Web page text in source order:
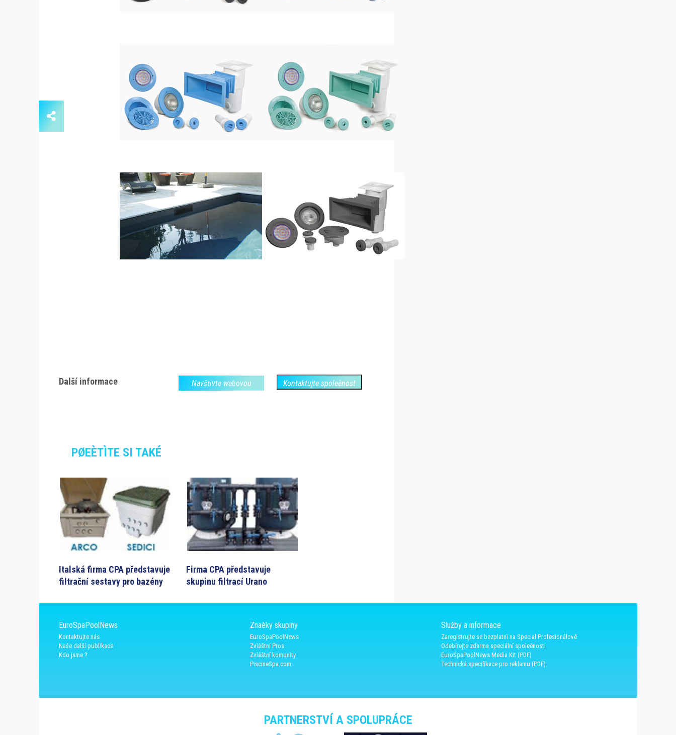
Další informace Navštivte webovou Kontaktujte spoleènost
PØEÈTÌTE SI TAKÉ
Italská firma CPA představuje
filtrační sestavy pro bazény
Firma CPA představuje
skupinu filtrací Urano
EuroSpaPoolNews
Kontaktujte nás
Naše další publikace
Kdo jsme ?
Znaèky skupiny
EuroSpaPoolNews
Zvláštní Pros
Zvláštní komunity
PiscineSpa.com
Služby a informace
Zaregistrujte se bezplatnì na Special Profesionálové
Odebírejte zdarma speciální spoleènosti
EuroSpaPoolNews Media Kit (PDF)
Technická specifikace pro reklamu (PDF)
PARTNERSTVÍ A SPOLUPRÁCE